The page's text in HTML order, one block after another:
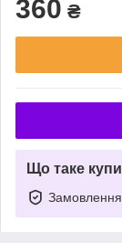
360 ₴
Що таке
Замовлення